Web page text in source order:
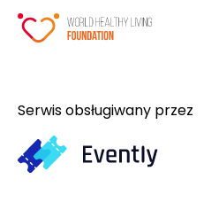
Serwis obsługiwany przez